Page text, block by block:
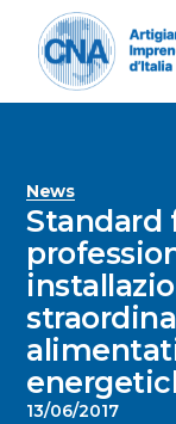
News
Standard
13/06/2017